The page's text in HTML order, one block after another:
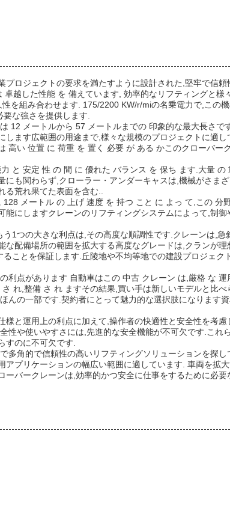
ロジェクトの要求を満たすように設計された,堅牢で信頼
越した性能 を 備えています, 効率的なリフティングと様
を組み合わせます. 175/2200 KW/r/miの名乗電力で,この
な強さを提供します.
12 メートルから 57 メートルまでの 印象的な最大長さで
します広範囲の用途まで,様々な規模のプロジェクトに適
高い 位置 に 荷重 を 置く 必要 が ある かこのクローバー
と 安定 性 の 間 に 優れた バランス を 保ち ます.大量 の
も関わらず,クローラー・アンダーキャスは,機械がさま
荒れ果てた表面を含む..
メートル の 上げ 速度 を 持つ こと に よっ て,この 分
にしますクレーンのリフティングシステムによって,制御
1つの大きな利点は,その高度な順調性です.クレーンは,急
配備場所の範囲を拡大する高度なグレードは,クランが理
ことを保証します.丘陵地や不均等地での建設プロジェク
利点があります 自動車はこの 中古 クレーン は,厳格 な 運
れ,整備 さ れ ますその結果,買い手は新しいモデルと比
んの一部です.契約者にとって魅力的な選択肢になります
様と運用上の利点に加えて,操作者の快適性と安全性を考慮
性や使いやすさには,先進的な安全機能が不可欠です.これ
すのに不可欠です.
多角的で信頼性の高いリフティングソリューションを探し
アプリケーションの幅広い範囲に適しています. 車両を拡
バークレーンは,効率的かつ安全に仕事をするために必要